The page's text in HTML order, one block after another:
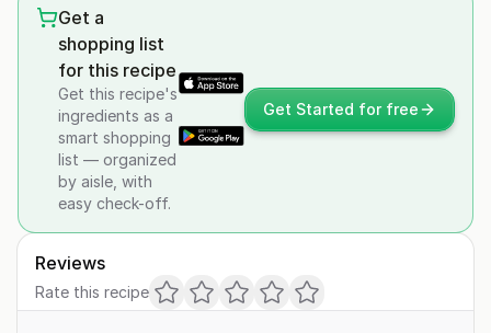
Get a
shopping list
for this recipe
Get this recipe's
ingredients as a
smart shopping
list — organized
by aisle, with
easy check-off.
Get Started for free
Reviews
Rate this recipe